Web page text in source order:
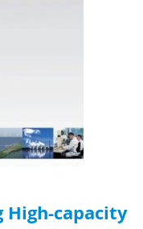
High-capacity